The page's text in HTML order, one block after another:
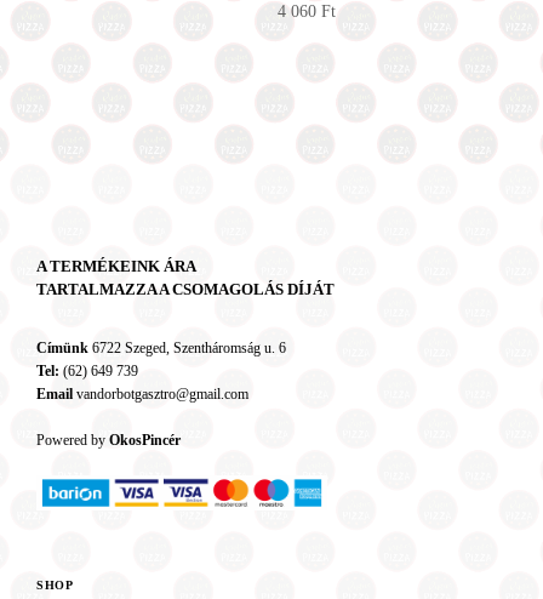
4 060 Ft
A TERMÉKEINK ÁRA
TARTALMAZZA A CSOMAGOLÁS DÍJÁT
Címünk 6722 Szeged, Szentháromság u. 6
Tel: (62) 649 739
Email vandorbotgasztro@gmail.com
Powered by OkosPincér
SHOP